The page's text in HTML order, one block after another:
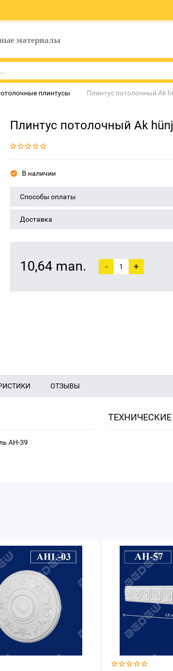
материалы
плинтусы Плинтус потолочный Ak
Плинтус потолочный Ak
В наличии
Способы оплаты
Доставка
10,64 man. - +
ОТЗЫВЫ
AH-39